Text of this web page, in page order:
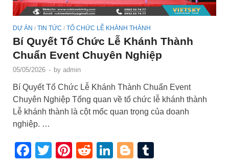
DỰ ÁN / TIN TỨC / TỔ CHỨC LỄ KHÁNH THÀNH
Bí Quyết Tổ Chức Lễ Khánh Thành
Chuẩn Event Chuyên Nghiệp
05/05/2026 - by admin
Bí Quyết Tổ Chức Lễ Khánh Thành Chuẩn Event
Chuyên Nghiệp Tổng quan về tổ chức lễ khánh thành
Lễ khánh thành là cột mốc quan trọng của doanh
nghiệp. …
Facebook
Twitter
Pinterest
RedditLinkedIn
Blogger